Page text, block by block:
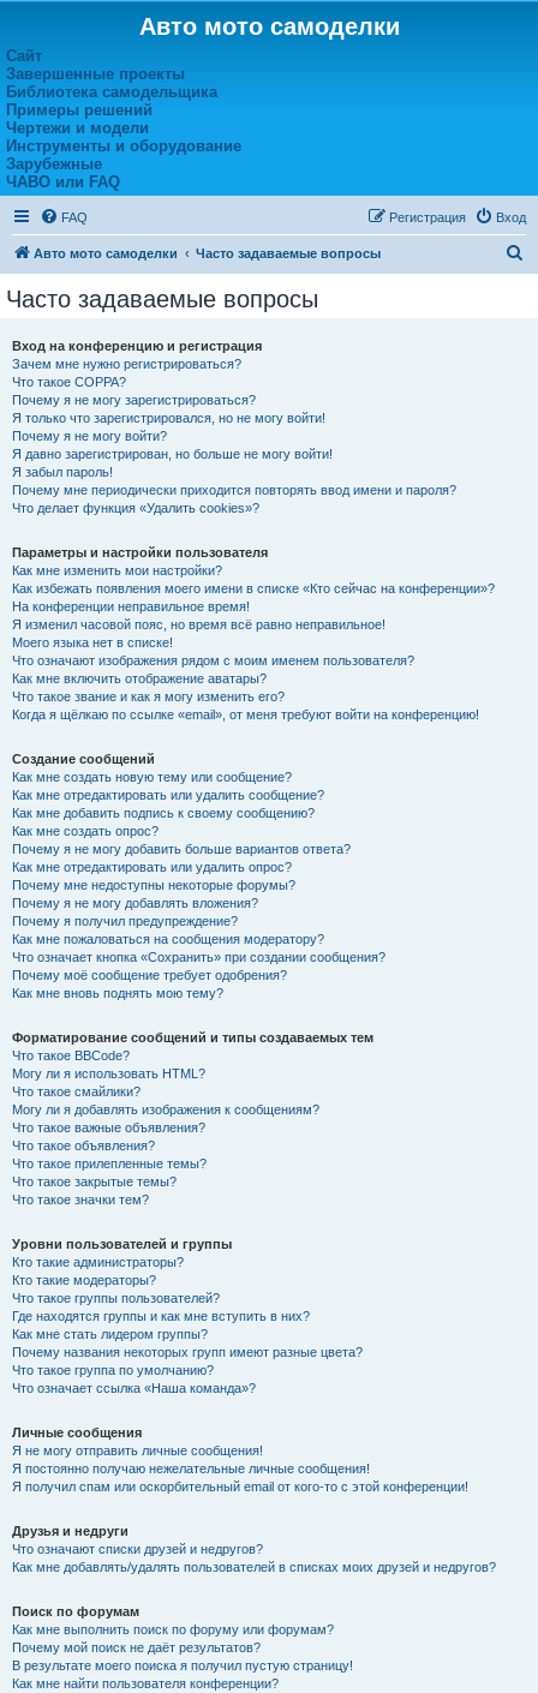
Авто мото самоделки
Сайт
Завершенные проекты
Библиотека самодельщика
Примеры решений
Чертежи и модели
Инструменты и оборудование
Зарубежные
ЧАВО или FAQ
FAQ Вход
Регистрация
Авто мото самоделки Часто задаваемые вопросы
Часто задаваемые вопросы
Вход на конференцию и регистрация
Зачем мне нужно регистрироваться?
Что такое COPPA?
Почему я не могу зарегистрироваться?
Я только что зарегистрировался, но не могу войти!
Почему я не могу войти?
Я давно зарегистрирован, но больше не могу войти!
Я забыл пароль!
Почему мне периодически приходится повторять ввод имени и пароля?
Что делает функция «Удалить cookies»?
Параметры и настройки пользователя
Как мне изменить мои настройки?
Как избежать появления моего имени в списке «Кто сейчас на конференции»?
На конференции неправильное время!
Я изменил часовой пояс, но время всё равно неправильное!
Моего языка нет в списке!
Что означают изображения рядом с моим именем пользователя?
Как мне включить отображение аватары?
Что такое звание и как я могу изменить его?
Когда я щёлкаю по ссылке «email», от меня требуют войти на конференцию!
Создание сообщений
Как мне создать новую тему или сообщение?
Как мне отредактировать или удалить сообщение?
Как мне добавить подпись к своему сообщению?
Как мне создать опрос?
Почему я не могу добавить больше вариантов ответа?
Как мне отредактировать или удалить опрос?
Почему мне недоступны некоторые форумы?
Почему я не могу добавлять вложения?
Почему я получил предупреждение?
Как мне пожаловаться на сообщения модератору?
Что означает кнопка «Сохранить» при создании сообщения?
Почему моё сообщение требует одобрения?
Как мне вновь поднять мою тему?
Форматирование сообщений и типы создаваемых тем
Что такое BBCode?
Могу ли я использовать HTML?
Что такое смайлики?
Могу ли я добавлять изображения к сообщениям?
Что такое важные объявления?
Что такое объявления?
Что такое прилепленные темы?
Что такое закрытые темы?
Что такое значки тем?
Уровни пользователей и группы
Кто такие администраторы?
Кто такие модераторы?
Что такое группы пользователей?
Где находятся группы и как мне вступить в них?
Как мне стать лидером группы?
Почему названия некоторых групп имеют разные цвета?
Что такое группа по умолчанию?
Что означает ссылка «Наша команда»?
Личные сообщения
Я не могу отправить личные сообщения!
Я постоянно получаю нежелательные личные сообщения!
Я получил спам или оскорбительный email от кого-то с этой конференции!
Друзья и недруги
Что означают списки друзей и недругов?
Как мне добавлять/удалять пользователей в списках моих друзей и недругов?
Поиск по форумам
Как мне выполнить поиск по форуму или форумам?
Почему мой поиск не даёт результатов?
В результате моего поиска я получил пустую страницу!
Как мне найти пользователя конференции?